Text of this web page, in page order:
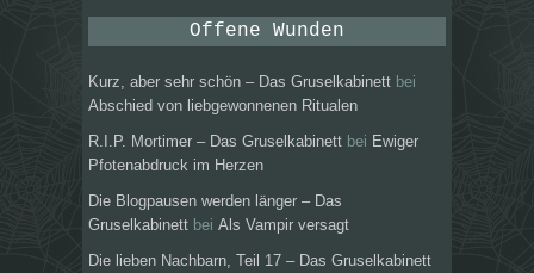
Offene Wunden
Kurz, aber sehr schön – Das Gruselkabinett bei
Abschied von liebgewonnenen Ritualen
R.I.P. Mortimer – Das Gruselkabinett bei Ewiger
Pfotenabdruck im Herzen
Die Blogpausen werden länger – Das
Gruselkabinett bei Als Vampir versagt
Die lieben Nachbarn, Teil 17 – Das Gruselkabinett